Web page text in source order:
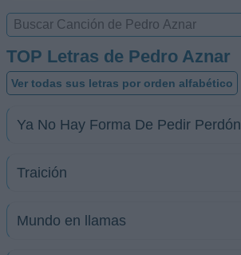
TOP Letras de Pedro Aznar
Ver todas sus letras por orden alfabético
Ya No Hay Forma De Pedir Perdón
Traición
Mundo en llamas